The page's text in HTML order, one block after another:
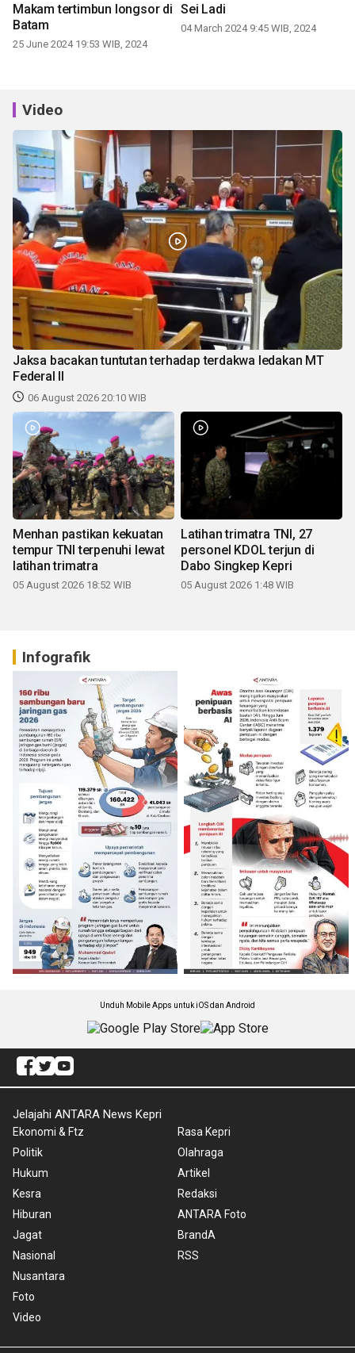
Makam tertimbun longsor di
Batam
25 June 2024 19:53 WIB, 2024
Sei Ladi
04 March 2024 9:45 WIB, 2024
Video
Jaksa bacakan tuntutan terhadap terdakwa ledakan MT
Federal II
06 August 2026 20:10 WIB
Menhan pastikan kekuatan
tempur TNI terpenuhi lewat
latihan trimatra
05 August 2026 18:52 WIB
Latihan trimatra TNI, 27
personel KDOL terjun di
Dabo Singkep Kepri
05 August 2026 1:48 WIB
Infografik
Unduh Mobile Apps untuk iOS dan Android
Jelajahi ANTARA News Kepri
Ekonomi & Ftz
Politik
Hukum
Kesra
Hiburan
Jagat
Nasional
Nusantara
Foto
Video
Rasa Kepri
Olahraga
Artikel
Redaksi
ANTARA Foto
BrandA
RSS